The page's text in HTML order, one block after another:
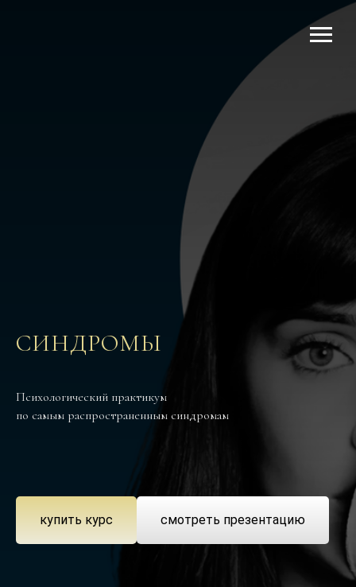
СИНДРОМЫ
Психологический практикум
по самым распространенным синдромам
купить курс смотреть презентацию